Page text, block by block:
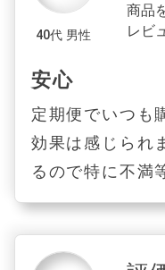
40代 男性
商品
レビ
安心
定期便でいつも
効果は感じられ
るので特に不満